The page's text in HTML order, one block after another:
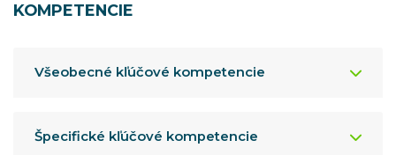
KOMPETENCIE
Všeobecné kľúčové kompetencie
Špecifické kľúčové kompetencie